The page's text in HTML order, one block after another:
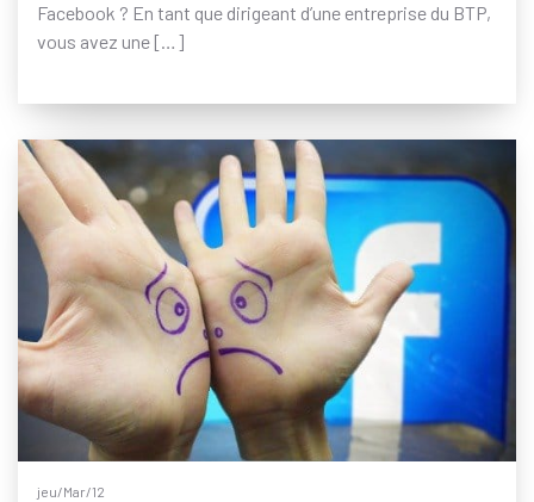
Facebook ? En tant que dirigeant d’une entreprise du BTP,
vous avez une […]
jeu/Mar/12